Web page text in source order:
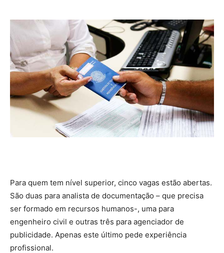
Para quem tem nível superior, cinco vagas estão abertas.
São duas para analista de documentação – que precisa
ser formado em recursos humanos-, uma para
engenheiro civil e outras três para agenciador de
publicidade. Apenas este último pede experiência
profissional.